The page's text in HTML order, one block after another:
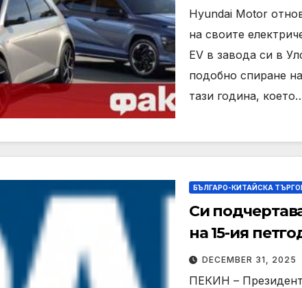
Временна
тревожен
Hyundai Motor
на своите
EV в завода си в
подобно спиране
тази година,
БЪЛГАРО-КИТАЙСКА
Си
на 15-ия
DECEMBER 31, 2025
ПЕКИН –